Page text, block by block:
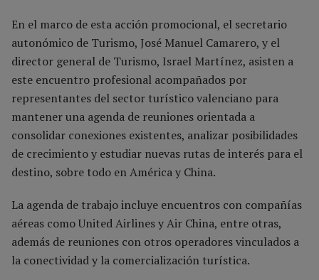
En el marco de esta acción promocional, el secretario
autonómico de Turismo, José Manuel Camarero, y el
director general de Turismo, Israel Martínez, asisten a
este encuentro profesional acompañados por
representantes del sector turístico valenciano para
mantener una agenda de reuniones orientada a
consolidar conexiones existentes, analizar posibilidades
de crecimiento y estudiar nuevas rutas de interés para el
destino, sobre todo en América y China.
La agenda de trabajo incluye encuentros con compañías
aéreas como United Airlines y Air China, entre otras,
además de reuniones con otros operadores vinculados a
la conectividad y la comercialización turística.